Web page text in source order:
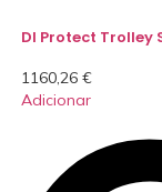
DI Protect Trolley
1160,26 €
Adicionar